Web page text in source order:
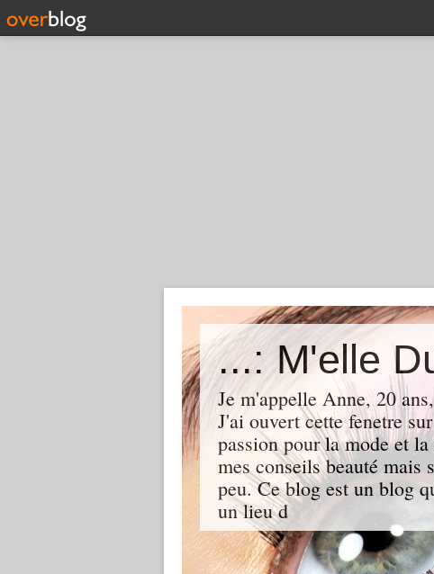
Je m'appelle Anne, 20
J'ai ouvert cette fenetre
passion pour la mode et
mes conseils beauté mais
peu. Ce blog est un blog
un lieu d